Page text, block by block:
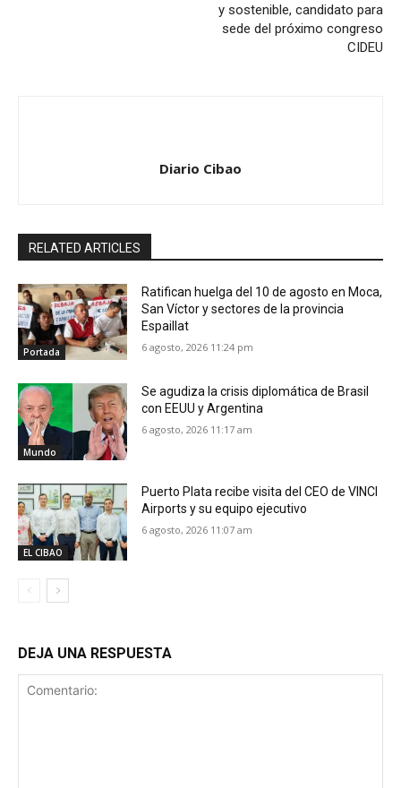
y sostenible, candidato para
sede del próximo congreso
CIDEU
Diario Cibao
RELATED ARTICLES
Portada
Ratifican huelga del 10 de agosto en Moca,
San Víctor y sectores de la provincia
Espaillat
6 agosto, 2026 11:24 pm
Mundo
Se agudiza la crisis diplomática de Brasil
con EEUU y Argentina
6 agosto, 2026 11:17 am
EL CIBAO
Puerto Plata recibe visita del CEO de VINCI
Airports y su equipo ejecutivo
6 agosto, 2026 11:07 am
DEJA UNA RESPUESTA